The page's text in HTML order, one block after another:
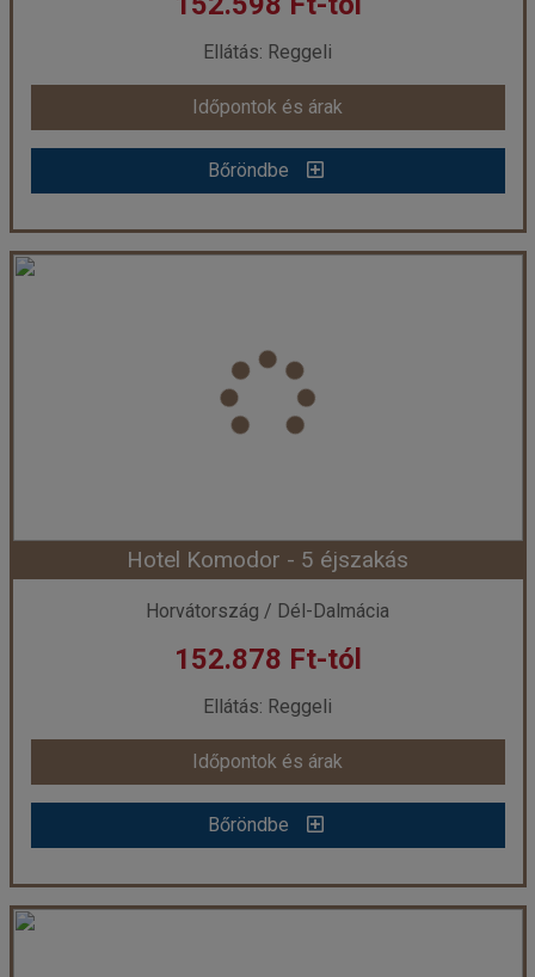
már 151.498 Ft-tól
Időpontok és árak
Bőröndbe
Ellátás: Reggeli
Időpontok és árak
Bőröndbe
Grand Hotel Park - 4 éjszakás
Város: Dubrovnik
Utazás módja:
Egyénileg
Ellátás:
Reggeli
Szálláskategória:Hotel ****
Időpont: 2026-10-24 | 4 éj
már 152.598 Ft-tól
Időpontok és árak
Bőröndbe
Hotel Komodor - 5 éjszakás
Horvátország / Dél-Dalmácia
152.878 Ft-tól
Ellátás: Reggeli
Időpontok és árak
Bőröndbe
Hotel Komodor - 5 éjszakás